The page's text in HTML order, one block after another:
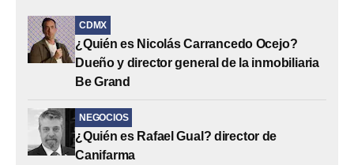
CDMX
¿Quién es Nicolás Carrancedo Ocejo?
Dueño y director general de la inmobiliaria
Be Grand
NEGOCIOS
¿Quién es Rafael Gual? director de
Canifarma